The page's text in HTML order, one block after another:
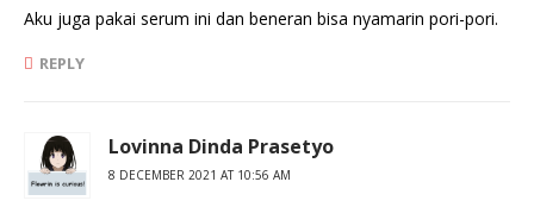
Aku juga pakai serum ini dan beneran bisa nyamarin pori-pori.
REPLY
Lovinna Dinda Prasetyo
8 DECEMBER 2021 AT 10:56 AM